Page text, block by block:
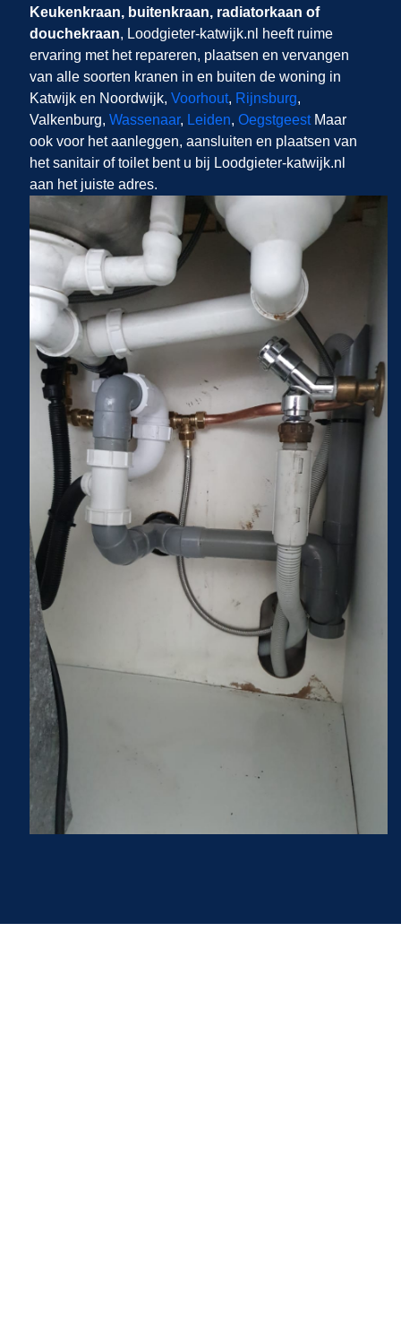
Keukenkraan, buitenkraan, radiatorkaan of
douchekraan, Loodgieter-katwijk.nl​​​​​​​
heeft ruime
ervaring met het repareren, plaatsen en vervangen
van alle soorten kranen in en buiten de woning in
Katwijk en Noordwijk, Voorhout, Rijnsburg,
Valkenburg, Wassenaar, Leiden, OegstgeestMaar
ook voor het aanleggen, aansluiten en plaatsen van
het sanitair of toilet bent u bij Loodgieter-katwijk.nl
aan het juiste adres.